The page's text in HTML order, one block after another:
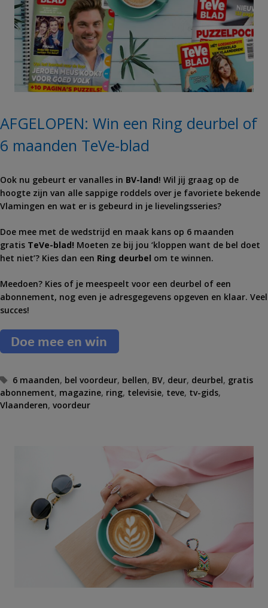
AFGELOPEN: Win een Ring deurbel of
6 maanden TeVe-blad
Ook nu gebeurt er vanalles in BV-land! Wil jij graag op de
hoogte zijn van alle sappige roddels over je favoriete bekende
Vlamingen en wat er is gebeurd in je lievelingsseries?
Doe mee met de wedstrijd en maak kans op 6 maanden
gratis TeVe-blad! Moeten ze bij jou ‘kloppen want de bel doet
het niet’? Kies dan een Ring deurbel om te winnen.
Meedoen? Kies of je meespeelt voor een deurbel of een
abonnement, nog even je adresgegevens opgeven en klaar. Veel
succes!
T
a
g
6 maanden, bel voordeur, bellen, BV, deur, deurbel, gratis
abonnement, magazine, ring, televisie, teve, tv-gids,
Vlaanderen, voordeur